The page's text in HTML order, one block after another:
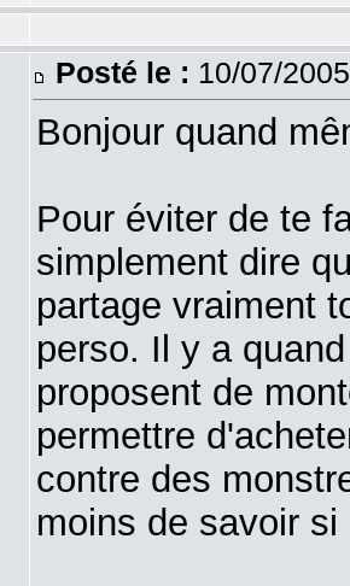
Posté le : 10/07/
Bonjour quand
Pour éviter de te
simplement dire
partage vraiment
perso. Il y a
proposent de
permettre
contre des
moins de savoir